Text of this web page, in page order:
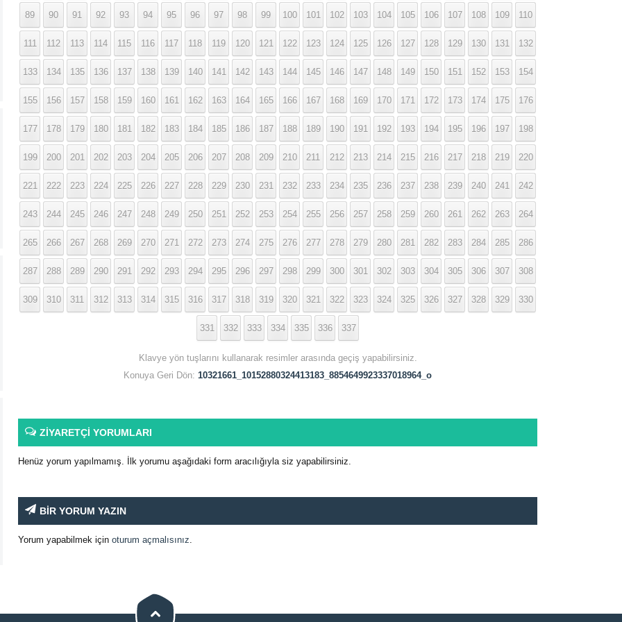
89 90 91 92 93 94 95 96 97 98 99 100 101 102 103 104 105 106 107 108 109 110
111 112 113 114 115 116 117 118 119 120 121 122 123 124 125 126 127 128 129 130 131 132
133 134 135 136 137 138 139 140 141 142 143 144 145 146 147 148 149 150 151 152 153 154
155 156 157 158 159 160 161 162 163 164 165 166 167 168 169 170 171 172 173 174 175 176
177 178 179 180 181 182 183 184 185 186 187 188 189 190 191 192 193 194 195 196 197 198
199 200 201 202 203 204 205 206 207 208 209 210 211 212 213 214 215 216 217 218 219 220
221 222 223 224 225 226 227 228 229 230 231 232 233 234 235 236 237 238 239 240 241 242
243 244 245 246 247 248 249 250 251 252 253 254 255 256 257 258 259 260 261 262 263 264
265 266 267 268 269 270 271 272 273 274 275 276 277 278 279 280 281 282 283 284 285 286
287 288 289 290 291 292 293 294 295 296 297 298 299 300 301 302 303 304 305 306 307 308
309 310 311 312 313 314 315 316 317 318 319 320 321 322 323 324 325 326 327 328 329 330
331 332 333 334 335 336 337
Klavye yön tuşlarını kullanarak resimler arasında geçiş yapabilirsiniz.
Konuya Geri Dön: 10321661_10152880324413183_8854649923337018964_o
ZİYARETÇİ YORUMLARI
Henüz yorum yapılmamış. İlk yorumu aşağıdaki form aracılığıyla siz yapabilirsiniz.
BİR YORUM YAZIN
Yorum yapabilmek için oturum açmalısınız